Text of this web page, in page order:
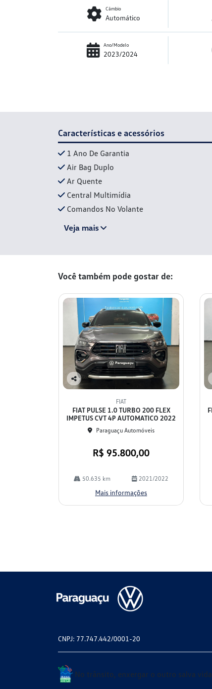
Câmbio
Automático
Ano/Modelo
2023/2024
Características e acessórios
1 Ano De Garantia
Air Bag Duplo
Ar Quente
Central Multimídia
Comandos No Volante
Veja mais
Você também pode gostar de:
Co
lhe
FIAT
FIAT PULSE 1.0 TURBO 200 FLEX
IMPETUS CVT 4P AUTOMATICO 2022
Paraguaçu Automóveis
R$ 95.800,00
50.635 km 2021/2022
Mais informações
CNPJ: 77.747.442/0001-20
No trânsito, enxergar o outro salva